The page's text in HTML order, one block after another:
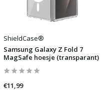
ShieldCase®
Samsung Galaxy Z Fold 7
MagSafe hoesje (transparant)
€11,99